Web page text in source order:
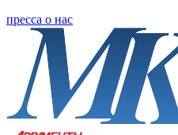
пресса о нас